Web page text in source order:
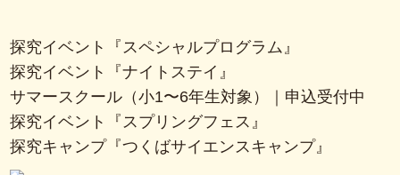
探究イベント『スペシャルプログラム』
探究イベント『ナイトステイ』
サマースクール（小1〜6年生対象）｜申込受付中
探究イベント『スプリングフェス』
探究キャンプ『つくばサイエンスキャンプ』